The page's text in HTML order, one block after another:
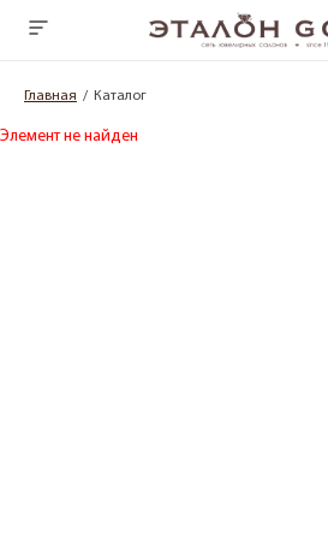
Главная Каталог
Элемент не найден